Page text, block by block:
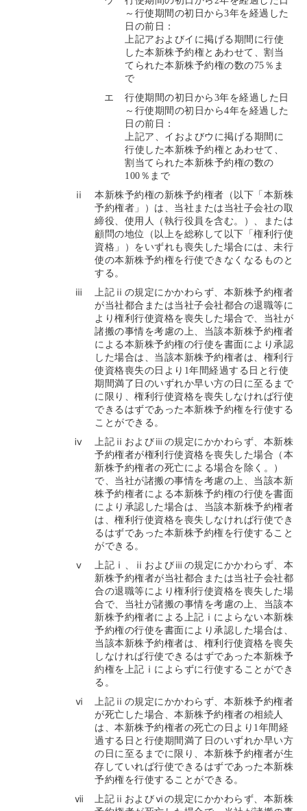
～行使期間の初日から3年を経過した
日の前日：
上記アおよびイに掲げる期間に行使
した本新株予約権とあわせて、割当
てられた本新株予約権の数の75％ま
で
エ
行使期間の初日から3年を経過した日
～行使期間の初日から4年を経過した
日の前日：
上記ア、イおよびウに掲げる期間に
行使した本新株予約権とあわせて、
割当てられた本新株予約権の数の
100％まで
ⅱ
本新株予約権の新株予約権者（以下「本新株
予約権者」）は、当社または当社子会社の取
締役、使用人（執行役員を含む。）、または
顧問の地位（以上を総称して以下「権利行使
資格」）をいずれも喪失した場合には、未行
使の本新株予約権を行使できなくなるものと
する。
ⅲ
上記ⅱの規定にかかわらず、本新株予約権者
が当社都合または当社子会社都合の退職等に
より権利行使資格を喪失した場合で、当社が
諸搬の事情を考慮の上、当該本新株予約権者
による本新株予約権の行使を書面により承認
した場合は、当該本新株予約権者は、権利行
使資格喪失の日より1年間経過する日と行使
期間満了日のいずれか早い方の日に至るまで
に限り、権利行使資格を喪失しなければ行使
できるはずであった本新株予約権を行使する
ことができる。
ⅳ
上記ⅱおよびⅲの規定にかかわらず、本新株
予約権者が権利行使資格を喪失した場合（本
新株予約権者の死亡による場合を除く。）
で、当社が諸搬の事情を考慮の上、当該本新
株予約権者による本新株予約権の行使を書面
により承認した場合は、当該本新株予約権者
は、権利行使資格を喪失しなければ行使でき
るはずであった本新株予約権を行使すること
ができる。
ⅴ
上記ⅰ、ⅱおよびⅲの規定にかかわらず、本
新株予約権者が当社都合または当社子会社都
合の退職等により権利行使資格を喪失した場
合で、当社が諸搬の事情を考慮の上、当該本
新株予約権者による上記ⅰによらない本新株
予約権の行使を書面により承認した場合は、
当該本新株予約権者は、権利行使資格を喪失
しなければ行使できるはずであった本新株予
約権を上記ⅰによらずに行使することができ
る。
ⅵ
上記ⅱの規定にかかわらず、本新株予約権者
が死亡した場合、本新株予約権者の相続人
は、本新株予約権者の死亡の日より1年間経
過する日と行使期間満了日のいずれか早い方
の日に至るまでに限り、本新株予約権者が生
存していれば行使できるはずであった本新株
予約権を行使することができる。
ⅶ
上記ⅱおよびⅵの規定にかかわらず、本新株